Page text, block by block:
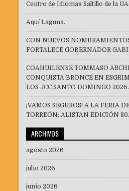
Centro de Idiomas Saltillo de la
Aquí Laguna.
CON NUEVOS
FORTALECE GOBERNADOR
COAHUILENSE TOMMASO
CONQUISTA BRONCE EN
LOS JCC SANTO DOMINGO 2026.
¡VAMOS SEGUROS! A LA FERIA
TORREÓN; ALISTAN EDICIÓN 80.
ARCHIVOS
agosto 2026
julio 2026
junio 2026